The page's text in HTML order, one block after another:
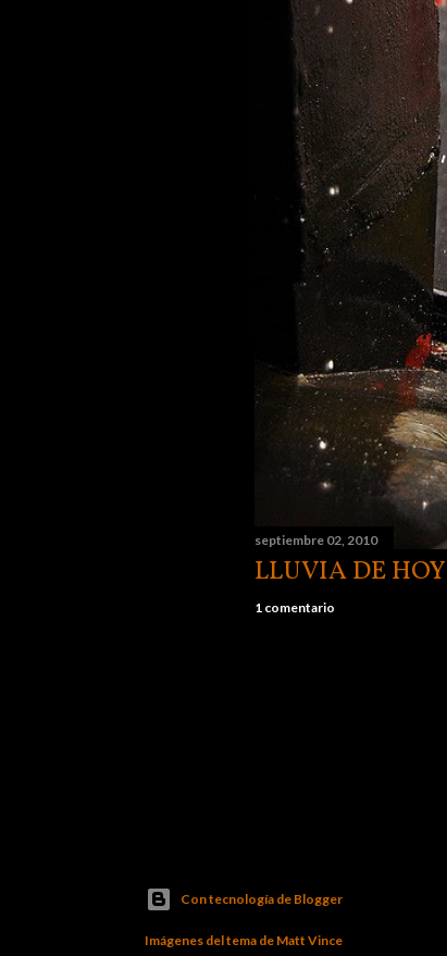
septiembre 02, 2010
LLUVIA DE HOY
1 comentario
Con tecnología de Blogger
Imágenes del tema de Matt Vince